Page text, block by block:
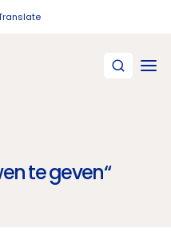
te geven“